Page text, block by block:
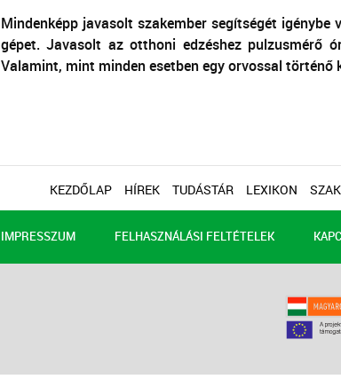
Mindenképp javasolt szakember segítségét
gépet. Javasolt az otthoni edzéshez pulzusmérő
Valamint, mint minden esetben egy orvossal történő
KEZDŐLAP HÍREK TUDÁSTÁR LEXIKON
IMPRESSZUM FELHASZNÁLÁSI FELTÉTELEK